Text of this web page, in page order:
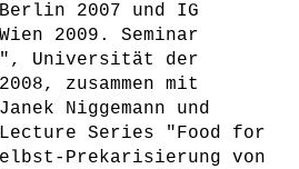
2007 und IG
2009. Seminar
Universität der
zusammen mit
Niggemann und
Series "Food for
Prekarisierung von